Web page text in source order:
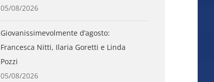
05/08/2026
Giovanissimevolmente d’agosto:
Francesca Nitti, Ilaria Goretti e Linda
Pozzi
05/08/2026